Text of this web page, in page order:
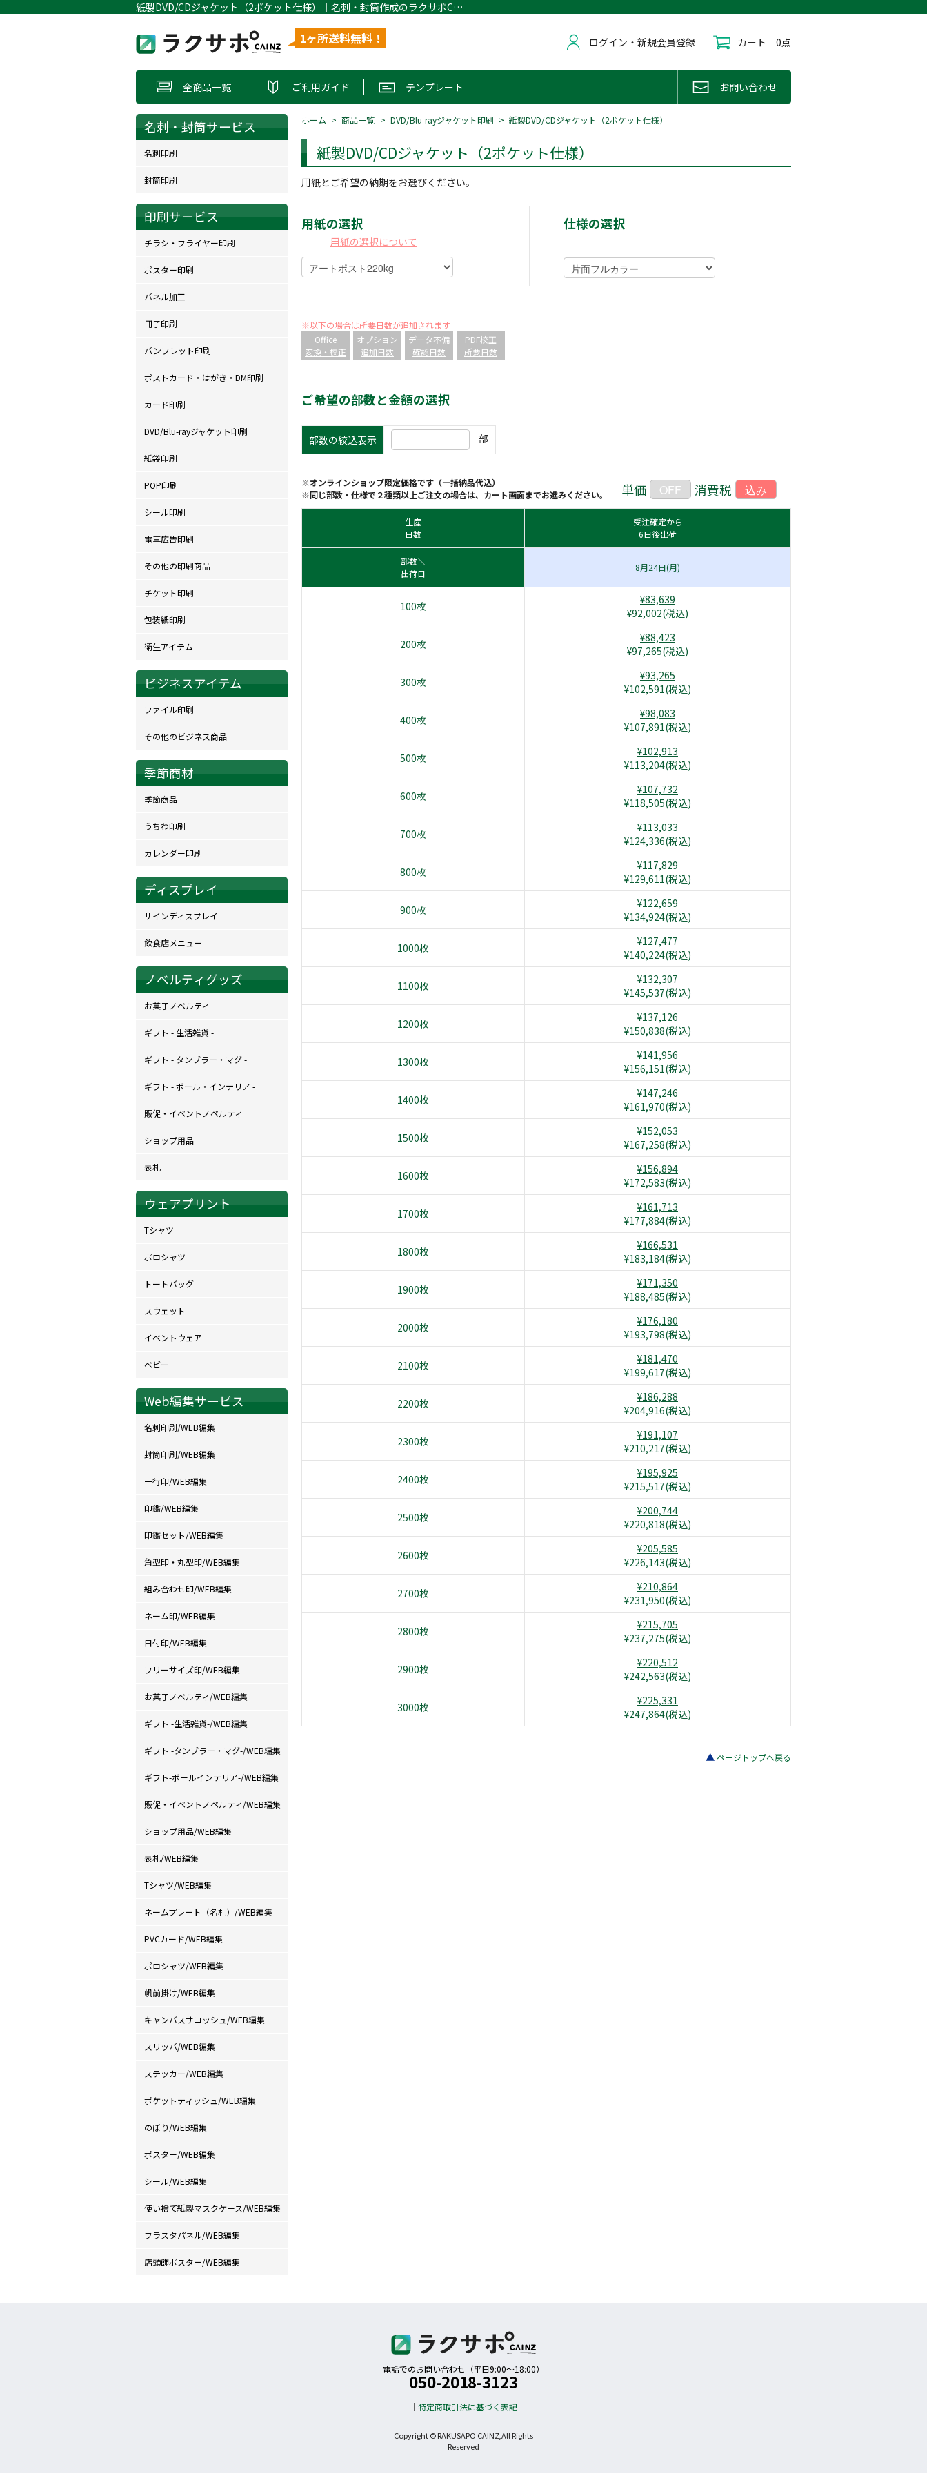
紙製DVD/CDジャケット（2ポケット仕様）｜名刺・封筒作成のラクサポCAINZ １ヶ所配送無料
1ヶ所送料無料！ ログイン・新規会員登録 カート 0点
全商品一覧 ご利用ガイド テンプレート お問い合わせ
ホーム 商品一覧 DVD/Blu-rayジャケット印刷 紙製DVD/CDジャケット（2ポケット仕様）
紙製DVD/CDジャケット（2ポケット仕様）
用紙とご希望の納期をお選びください。
用紙の選択
用紙の選択について
仕様の選択
※以下の場合は所要日数が追加されます
Office
変換・校正
オプション
追加日数
データ不備
確認日数
PDF校正
所要日数
ご希望の部数と金額の選択
部数の絞込表示 部
※オンラインショップ限定価格です（一括納品代込）
※同じ部数・仕様で２種類以上ご注文の場合は、カート画面までお進みください。
単価 OFF 消費税 込み
生産
日数
受注確定から
6日後出荷
部数＼
出荷日
8月24日(月)
100枚
¥83,639
¥92,002(税込)
200枚
¥88,423
¥97,265(税込)
300枚
¥93,265
¥102,591(税込)
400枚
¥98,083
¥107,891(税込)
500枚
¥102,913
¥113,204(税込)
600枚
¥107,732
¥118,505(税込)
700枚
¥113,033
¥124,336(税込)
800枚
¥117,829
¥129,611(税込)
900枚
¥122,659
¥134,924(税込)
1000枚
¥127,477
¥140,224(税込)
1100枚
¥132,307
¥145,537(税込)
1200枚
¥137,126
¥150,838(税込)
1300枚
¥141,956
¥156,151(税込)
1400枚
¥147,246
¥161,970(税込)
1500枚
¥152,053
¥167,258(税込)
1600枚
¥156,894
¥172,583(税込)
1700枚
¥161,713
¥177,884(税込)
1800枚
¥166,531
¥183,184(税込)
1900枚
¥171,350
¥188,485(税込)
2000枚
¥176,180
¥193,798(税込)
2100枚
¥181,470
¥199,617(税込)
2200枚
¥186,288
¥204,916(税込)
2300枚
¥191,107
¥210,217(税込)
2400枚
¥195,925
¥215,517(税込)
2500枚
¥200,744
¥220,818(税込)
2600枚
¥205,585
¥226,143(税込)
2700枚
¥210,864
¥231,950(税込)
2800枚
¥215,705
¥237,275(税込)
2900枚
¥220,512
¥242,563(税込)
3000枚
¥225,331
¥247,864(税込)
ページトップへ戻る
名刺・封筒サービス
名刺印刷
封筒印刷
印刷サービス
チラシ・フライヤー印刷
ポスター印刷
パネル加工
冊子印刷
パンフレット印刷
ポストカード・はがき・DM印刷
カード印刷
DVD/Blu-rayジャケット印刷
紙袋印刷
POP印刷
シール印刷
電車広告印刷
その他の印刷商品
チケット印刷
包装紙印刷
衛生アイテム
ビジネスアイテム
ファイル印刷
その他のビジネス商品
季節商材
季節商品
うちわ印刷
カレンダー印刷
ディスプレイ
サインディスプレイ
飲食店メニュー
ノベルティグッズ
お菓子ノベルティ
ギフト - 生活雑貨 -
ギフト - タンブラー・マグ -
ギフト - ボール・インテリア -
販促・イベントノベルティ
ショップ用品
表札
ウェアプリント
Tシャツ
ポロシャツ
トートバッグ
スウェット
イベントウェア
ベビー
Web編集サービス
名刺印刷/WEB編集
封筒印刷/WEB編集
一行印/WEB編集
印鑑/WEB編集
印鑑セット/WEB編集
角型印・丸型印/WEB編集
組み合わせ印/WEB編集
ネーム印/WEB編集
日付印/WEB編集
フリーサイズ印/WEB編集
お菓子ノベルティ/WEB編集
ギフト -生活雑貨-/WEB編集
ギフト -タンブラー・マグ-/WEB編集
ギフト-ボールインテリア-/WEB編集
販促・イベントノベルティ/WEB編集
ショップ用品/WEB編集
表札/WEB編集
Tシャツ/WEB編集
ネームプレート（名札）/WEB編集
PVCカード/WEB編集
ポロシャツ/WEB編集
帆前掛け/WEB編集
キャンバスサコッシュ/WEB編集
スリッパ/WEB編集
ステッカー/WEB編集
ポケットティッシュ/WEB編集
のぼり/WEB編集
ポスター/WEB編集
シール/WEB編集
使い捨て紙製マスクケース/WEB編集
フラスタパネル/WEB編集
店頭飾ポスター/WEB編集
電話でのお問い合わせ（平日9:00〜18:00）
050-2018-3123
特定商取引法に基づく表記
Copyright © RAKUSAPO CAINZ,All Rights
Reserved